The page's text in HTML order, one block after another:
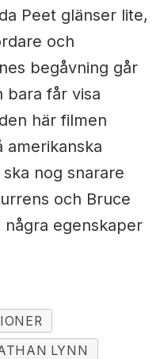
Peet glänser lite,
och
begåvning går
bara får visa
här filmen
amerikanska
nog snarare
och Bruce
några egenskaper
LYNN